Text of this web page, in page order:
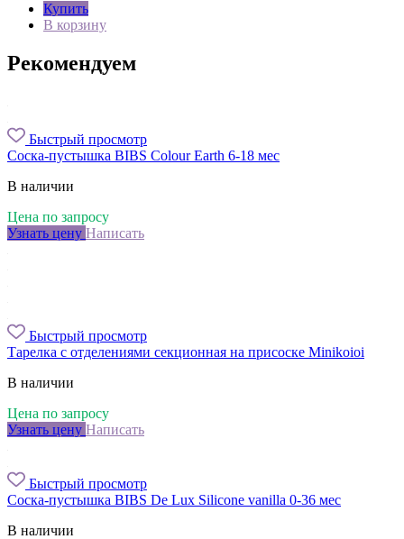
Купить
В корзину
Рекомендуем
Быстрый просмотр
Соска-пустышка BIBS Colour Earth 6-18 мес
В наличии
Цена по запросу
Узнать цену Написать
Быстрый просмотр
Тарелка с отделениями секционная на присоске Minikoioi
В наличии
Цена по запросу
Узнать цену Написать
Быстрый просмотр
Соска-пустышка BIBS De Lux Silicone vanilla 0-36 мес
В наличии